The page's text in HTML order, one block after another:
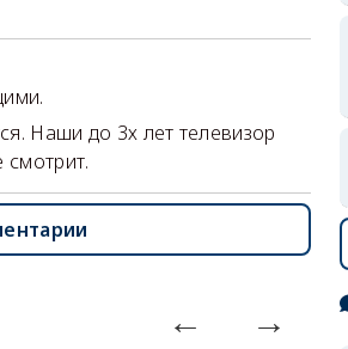
Наши до 3х лет телевизор